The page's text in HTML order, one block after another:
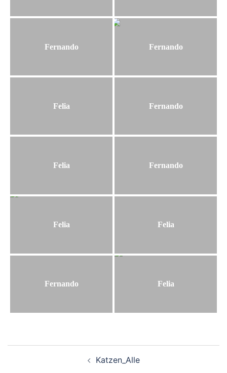
Fernando Fernando
Felia Fernando
Felia Fernando
Felia Felia
Fernando Felia
Katzen_Alle